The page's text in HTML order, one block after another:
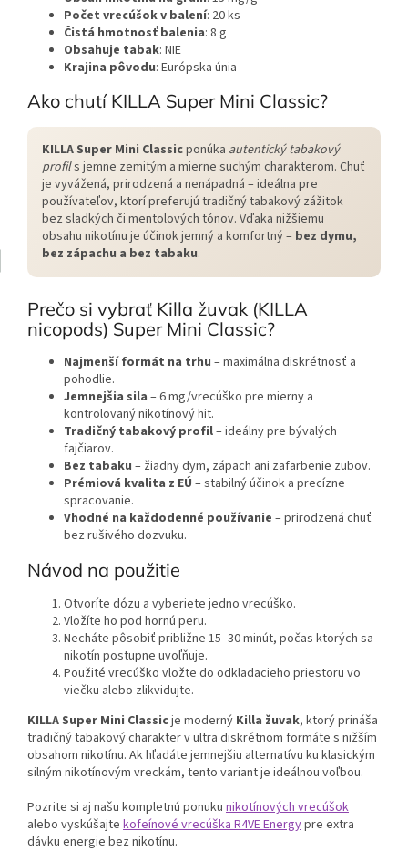
Počet vrecúšok v balení: 20 ks
Čistá hmotnosť balenia: 8 g
Obsahuje tabak: NIE
Krajina pôvodu: Európska únia
Ako chutí KILLA Super Mini Classic?
KILLA Super Mini Classicponúka autentický tabakový
profils jemne zemitým a mierne suchým charakterom. Chuť
je vyvážená, prirodzená a nenápadná – ideálna pre
používateľov, ktorí preferujú tradičný tabakový zážitok
bez sladkých či mentolových tónov. Vďaka nižšiemu
obsahu nikotínu je účinok jemný a komfortný – bez dymu,
bez zápachu a bez tabaku.
Prečo si vybrať Killa žuvak (KILLA
nicopods) Super Mini Classic?
Najmenší formát na trhu – maximálna diskrétnosť a
pohodlie.
Jemnejšia sila – 6 mg/vrecúško pre mierny a
kontrolovaný nikotínový hit.
Tradičný tabakový profil– ideálny pre bývalých
fajčiarov.
Bez tabaku – žiadny dym, zápach ani zafarbenie zubov.
Prémiová kvalita z EÚ – stabilný účinok a precízne
spracovanie.
Vhodné na každodenné používanie – prirodzená chuť
bez rušivého dozvuku.
Návod na použitie
Otvoríte dózu a vyberiete jedno vrecúško.
Vložíte ho pod hornú peru.
Necháte pôsobiť približne 15–30 minút, počas ktorých sa
nikotín postupne uvoľňuje.
Použité vrecúško vložte do odkladacieho priestoru vo
viečku alebo zlikvidujte.
KILLA Super Mini Classicje moderný Killa žuvak, ktorý prináša
tradičný tabakový charakter v ultra diskrétnom formáte s nižším
obsahom nikotínu. Ak hľadáte jemnejšiu alternatívu ku klasickým
silným nikotínovým vreckám, tento variant je ideálnou voľbou.
Pozrite si aj našu kompletnú ponuku nikotínových vrecúšok
alebo vyskúšajte kofeínové vrecúška R4VE Energypre extra
dávku energie bez nikotínu.